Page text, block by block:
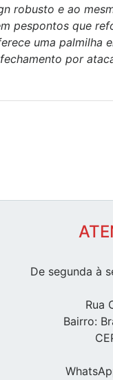
robusto e ao
pespontos que
uma
por
De segunda à
Rua
Bairro: